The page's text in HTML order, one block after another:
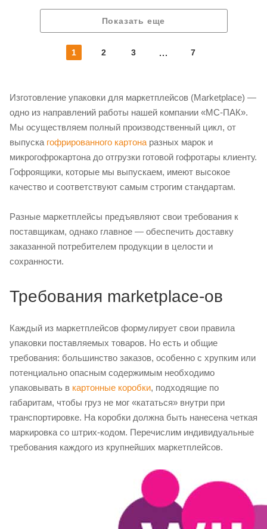
Показать еще
1 2 3 7
Изготовление упаковки для маркетплейсов (Marketplace) —
одно из направлений работы нашей компании «МС-ПАК».
Мы осуществляем полный производственный цикл, от
выпуска гофрированного картона разных марок и
микрогофрокартона до отгрузки готовой гофротары клиенту.
Гофроящики, которые мы выпускаем, имеют высокое
качество и соответствуют самым строгим стандартам.
Разные маркетплейсы предъявляют свои требования к
поставщикам, однако главное — обеспечить доставку
заказанной потребителем продукции в целости и
сохранности.
Требования marketplace-ов
Каждый из маркетплейсов формулирует свои правила
упаковки поставляемых товаров. Но есть и общие
требования: большинство заказов, особенно с хрупким или
потенциально опасным содержимым необходимо
упаковывать в картонные коробки, подходящие по
габаритам, чтобы груз не мог «кататься» внутри при
транспортировке. На коробки должна быть нанесена четкая
маркировка со штрих-кодом. Перечислим индивидуальные
требования каждого из крупнейших маркетплейсов.